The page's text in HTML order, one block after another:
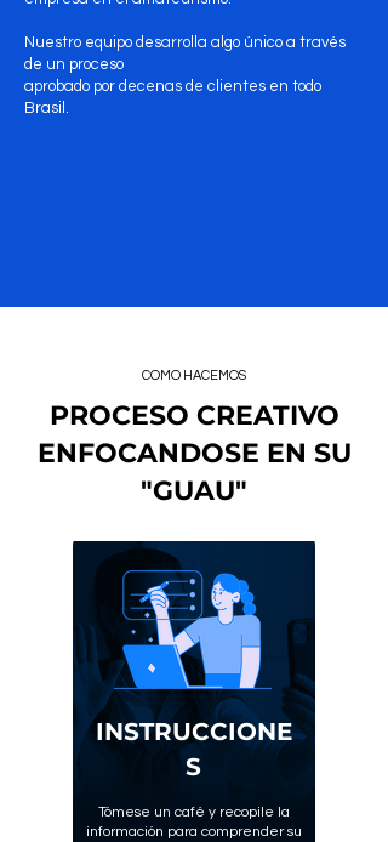
Nuestro equipo desarrolla algo único a través
de un proceso
aprobado por decenas de clientes en todo
Brasil.
COMO HACEMOS
PROCESO CREATIVO
ENFOCANDOSE EN SU
"GUAU"
INSTRUCCIONE
S
Tómese un café y recopile la
información para comprender su